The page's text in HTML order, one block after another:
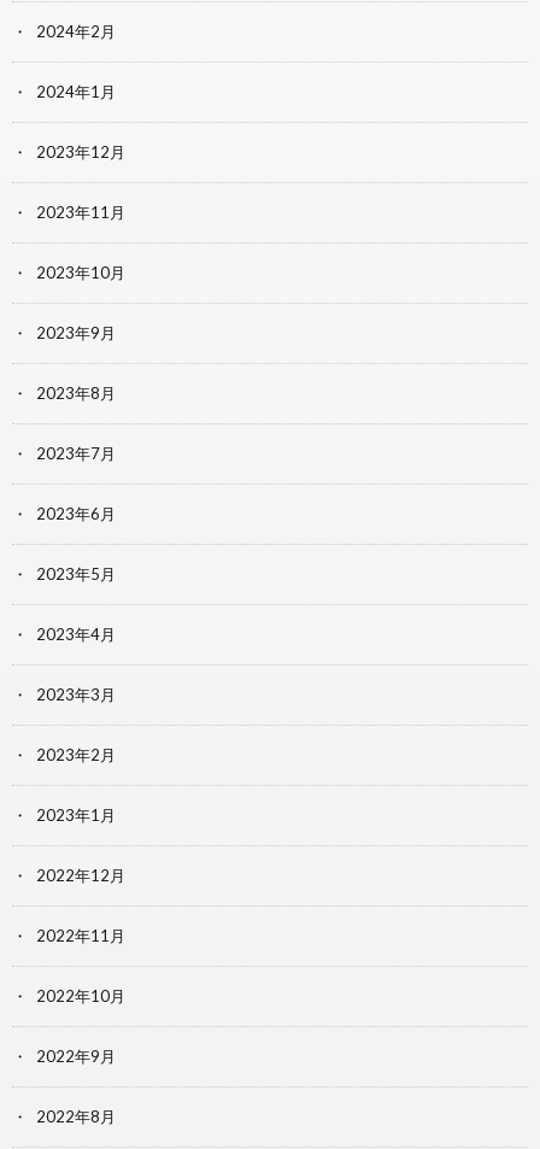
2024年2月
2024年1月
2023年12月
2023年11月
2023年10月
2023年9月
2023年8月
2023年7月
2023年6月
2023年5月
2023年4月
2023年3月
2023年2月
2023年1月
2022年12月
2022年11月
2022年10月
2022年9月
2022年8月